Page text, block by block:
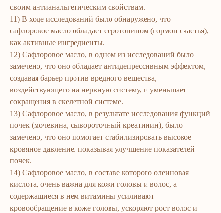
своим антианальгетическим свойствам.
11) В ходе исследований было обнаружено, что
сафлоровое масло обладает серотонином (гормон счастья),
как активные ингредиенты.
12) Сафлоровое масло, в одном из исследований было
замечено, что оно обладает антидепрессивным эффектом,
создавая барьер против вредного вещества,
воздействующего на нервную систему, и уменьшает
сокращения в скелетной системе.
13) Сафлоровое масло, в результате исследования функций
почек (мочевина, сывороточный креатинин), было
замечено, что оно помогает стабилизировать высокое
кровяное давление, показывая улучшение показателей
почек.
14) Сафлоровое масло, в составе которого олеиновая
кислота, очень важна для кожи головы и волос, а
содержащиеся в нем витамины усиливают
кровообращение в коже головы, ускоряют рост волос и
ERSAG
Bosh sahifa
Marketing
Maxfiylik siyosati
hamkorsayti
Katalog
Yuz va tana uchun
Sochlar uchun
Shaxsiy gigiyena
Parfyumeriya
To'qimachilik
Ro'yxatdan o'tish
To‘lov va yetkazib berish